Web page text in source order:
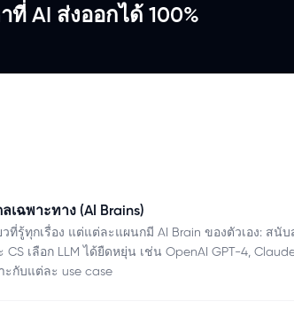
AI ส่งออกได้ 100%
เฉพาะทาง (AI Brains)
วที่รู้ทุกเรื่อง แต่แต่ละแผนกมี AI Brain ของตัวเอง: ส
CS เลือก LLM ได้ยืดหยุ่น เช่น OpenAI GPT-4,
กับแต่ละ use case